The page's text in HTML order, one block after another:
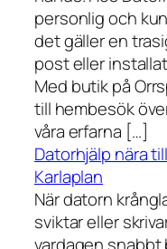
personlig och
det gäller en
post eller
Med butik på
till hembesök
våra erfarna […]
Datorhjälp nära
Karlaplan
När datorn
sviktar eller